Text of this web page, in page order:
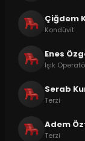
Çiğdem
Kondüvit
Enes
Işık
Serab
Terzi
Adem
Terzi